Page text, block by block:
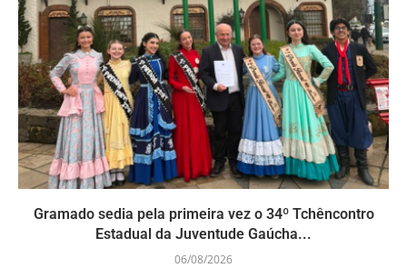
Gramado sedia pela primeira vez o 34º Tchêncontro
Estadual da Juventude Gaúcha...
06/08/2026